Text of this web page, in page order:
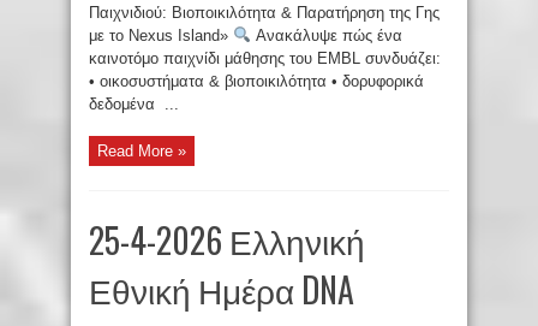
Παιχνιδιού: Βιοποικιλότητα & Παρατήρηση της Γης
με το Nexus Island»
Ανακάλυψε πώς ένα
καινοτόμο παιχνίδι μάθησης του EMBL συνδυάζει:
• οικοσυστήματα & βιοποικιλότητα • δορυφορικά
δεδομένα ...
Read More »
25-4-2026 Ελληνική
Εθνική Ημέρα DNA